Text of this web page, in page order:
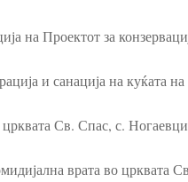
на Проектот за
и санација на куќата
црквата Св. Спас, с.
врата во црквата